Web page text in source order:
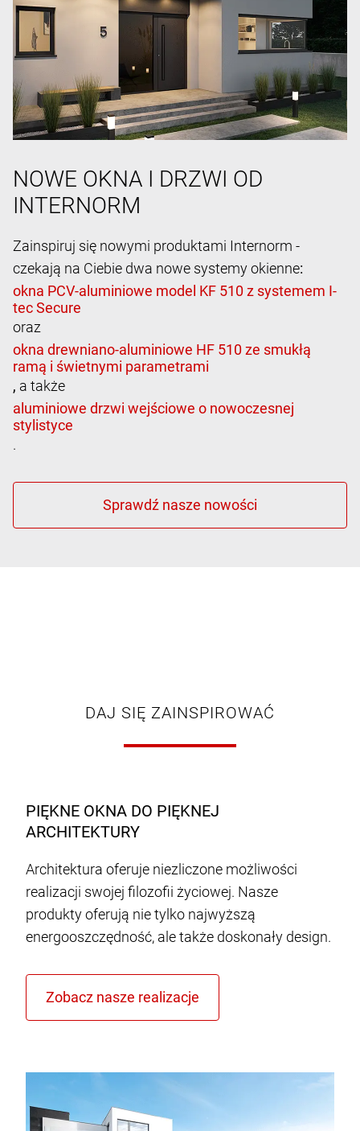
NOWE OKNA I DRZWI OD
INTERNORM
Zainspiruj się nowymi produktami Internorm -
czekają na Ciebie dwa nowe systemy okienne:
oraz
, a także
.
DAJ SIĘ ZAINSPIROWAĆ
PIĘKNE OKNA DO PIĘKNEJ
ARCHITEKTURY
Architektura oferuje niezliczone możliwości
realizacji swojej filozofii życiowej. Nasze
produkty oferują nie tylko najwyższą
energooszczędność, ale także doskonały design.